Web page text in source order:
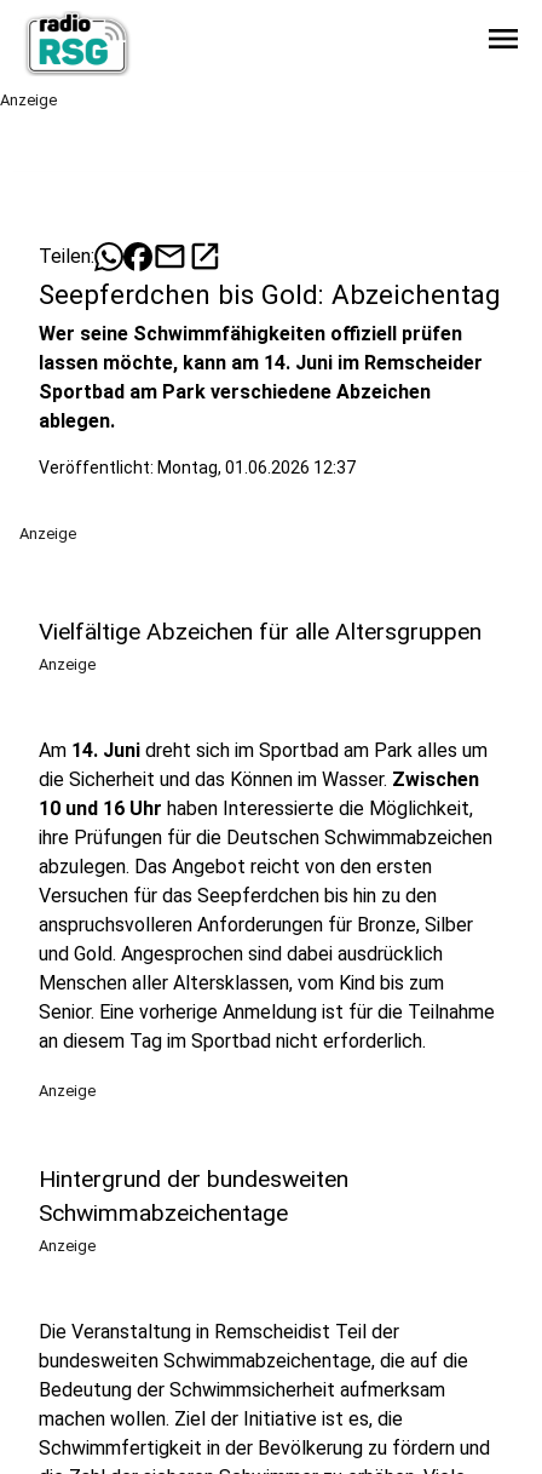
menu
Anzeige
Teilen: mailopen_in_new
Seepferdchen bis Gold: Abzeichentag
Wer seine Schwimmfähigkeiten offiziell prüfen
lassen möchte, kann am 14. Juni im Remscheider
Sportbad am Park verschiedene Abzeichen
ablegen.
Veröffentlicht: Montag, 01.06.2026 12:37
Anzeige
Vielfältige Abzeichen für alle Altersgruppen
Anzeige
Am 14. Juni dreht sich im Sportbad am Park alles um
die Sicherheit und das Können im Wasser. Zwischen
10 und 16 Uhr haben Interessierte die Möglichkeit,
ihre Prüfungen für die Deutschen Schwimmabzeichen
abzulegen. Das Angebot reicht von den ersten
Versuchen für das Seepferdchen bis hin zu den
anspruchsvolleren Anforderungen für Bronze, Silber
und Gold. Angesprochen sind dabei ausdrücklich
Menschen aller Altersklassen, vom Kind bis zum
Senior. Eine vorherige Anmeldung ist für die Teilnahme
an diesem Tag im Sportbad nicht erforderlich.
Anzeige
Hintergrund der bundesweiten
Schwimmabzeichentage
Anzeige
Die Veranstaltung in Remscheidist Teil der
bundesweiten Schwimmabzeichentage, die auf die
Bedeutung der Schwimmsicherheit aufmerksam
machen wollen. Ziel der Initiative ist es, die
Schwimmfertigkeit in der Bevölkerung zu fördern und